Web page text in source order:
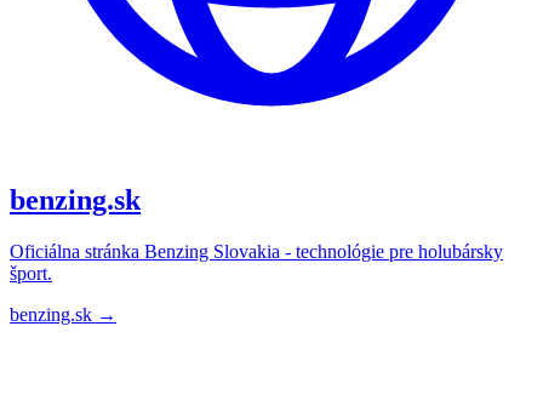
benzing.sk
Oficiálna stránka Benzing Slovakia - technológie pre holubársky
šport.
benzing.sk →